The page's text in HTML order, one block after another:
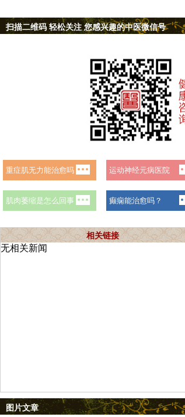
扫描二维码 轻松关注 您感兴趣的中医微信号
相关链接
无相关新闻
图片文章